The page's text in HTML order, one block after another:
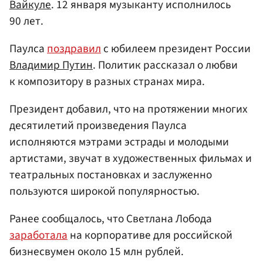
Вайкуле. 12 января музыканту исполнилось
90 лет.
Паулсапоздравилс юбилеем президент России
Владимир Путин. Политик рассказал о любви
к композитору в разных странах мира.
Президент добавил, что на протяжении многих
десятилетий произведения Паулса
исполняются мэтрами эстрады и молодыми
артистами, звучат в художественных фильмах и
театральных постановках и заслуженно
пользуются широкой популярностью.
Ранее сообщалось, что Светлана Лобода
заработалана корпоративе для российской
бизнесвумен около 15 млн рублей.